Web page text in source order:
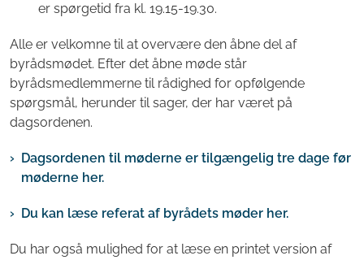
er spørgetid fra kl. 19.15-19.30.
Alle er velkomne til at overvære den åbne del af
byrådsmødet. Efter det åbne møde står
byrådsmedlemmerne til rådighed for opfølgende
spørgsmål, herunder til sager, der har været på
dagsordenen.
Dagsordenen til møderne er tilgængelig tre dage før
møderne her.
Du kan læse referat af byrådets møder her.
Du har også mulighed for at læse en printet version af